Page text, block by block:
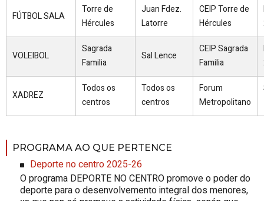
FÚTBOL SALA
Torre de
Hércules
Juan Fdez.
Latorre
CEIP Torre de
Hércules
VOLEIBOL
Sagrada
Familia
Sal Lence
CEIP Sagrada
Familia
XADREZ
Todos os
centros
Todos os
centros
Forum
Metropolitano
PROGRAMA AO QUE PERTENCE
Deporte no centro 2025-26
O programa DEPORTE NO CENTRO promove o poder do
deporte para o desenvolvemento integral dos menores,